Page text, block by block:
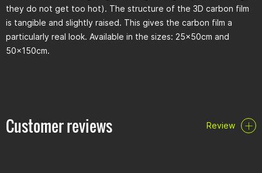
they do not get too hot). The structure of the 3D carbon film
is tangible and slightly raised. This gives the carbon film a
particularly real look. Available in the sizes: 25x50cm and
50x150cm.
Customer reviews Review